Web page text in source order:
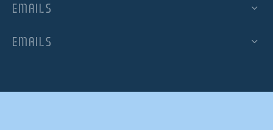
EMAILS
EMAILS